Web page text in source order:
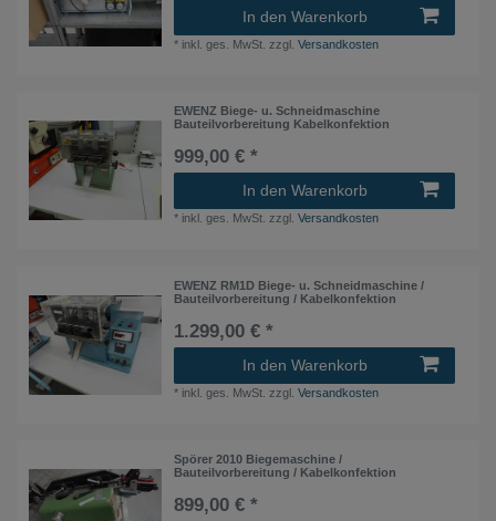
In den Warenkorb
* inkl. ges. MwSt. zzgl.Versandkosten
EWENZ Biege- u. Schneidmaschine
Bauteilvorbereitung Kabelkonfektion
999,00 € *
In den Warenkorb
* inkl. ges. MwSt. zzgl.Versandkosten
EWENZ RM1D Biege- u. Schneidmaschine /
Bauteilvorbereitung / Kabelkonfektion
1.299,00 € *
In den Warenkorb
* inkl. ges. MwSt. zzgl.Versandkosten
Spörer 2010 Biegemaschine /
Bauteilvorbereitung / Kabelkonfektion
899,00 € *